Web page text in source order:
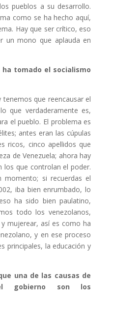
pueblos a su desarrollo.
como se ha hecho aquí,
Hay que ser crítico, eso
un mono que aplauda en
tomado el socialismo
que reencausar el
que verdaderamente es,
el pueblo. El problema es
antes eran las cúpulas
ricos, cinco apellidos que
de Venezuela; ahora hay
los que controlan el poder.
momento; si recuerdas el
iba bien enrumbado, lo
ha sido bien paulatino,
todo los venezolanos,
mujerear, así es como ha
y en ese proceso
principales, la educación y
una de las causas de
gobierno son los